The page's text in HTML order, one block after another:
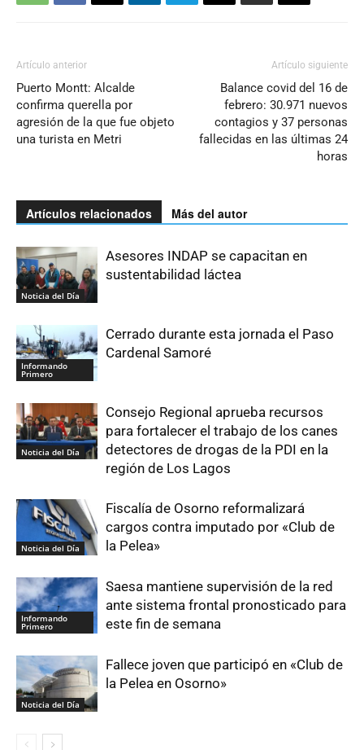
Artículo anterior
Puerto Montt: Alcalde
confirma querella por
agresión de la que fue objeto
una turista en Metri
Artículo siguiente
Balance covid del 16 de
febrero: 30.971 nuevos
contagios y 37 personas
fallecidas en las últimas 24
horas
Artículos relacionados Más del autor
Noticia del Día
Asesores INDAP se capacitan en
sustentabilidad láctea
Informando
Primero
Cerrado durante esta jornada el Paso
Cardenal Samoré
Noticia del Día
Consejo Regional aprueba recursos
para fortalecer el trabajo de los canes
detectores de drogas de la PDI en la
región de Los Lagos
Noticia del Día
Fiscalía de Osorno reformalizará
cargos contra imputado por «Club de
la Pelea»
Informando
Primero
Saesa mantiene supervisión de la red
ante sistema frontal pronosticado para
este fin de semana
Noticia del Día
Fallece joven que participó en «Club de
la Pelea en Osorno»